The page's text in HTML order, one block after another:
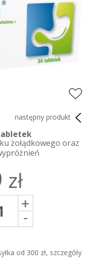
następny produkt
żołądkowego oraz
zł
+
-
od 300 zł, szczegóły